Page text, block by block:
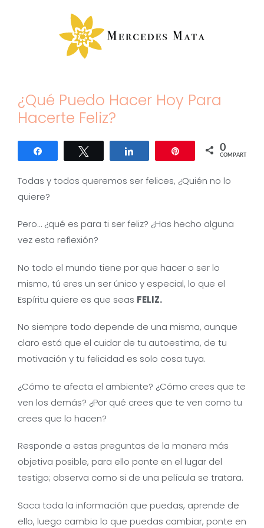
¿Qué Puedo Hacer Hoy Para
Hacerte Feliz?
Compartir Twittear Compartir 0
COMPARTIR
Todas y todos queremos ser felices, ¿Quién no lo
quiere?
Pero… ¿qué es para ti ser feliz? ¿Has hecho alguna
vez esta reflexión?
No todo el mundo tiene por que hacer o ser lo
mismo, tú eres un ser único y especial, lo que el
Espíritu quiere es que seas FELIZ.
No siempre todo depende de una misma, aunque
claro está que el cuidar de tu autoestima, de tu
motivación y tu felicidad es solo cosa tuya.
¿Cómo te afecta el ambiente? ¿Cómo crees que te
ven los demás? ¿Por qué crees que te ven como tu
crees que lo hacen?
Responde a estas preguntas de la manera más
objetiva posible, para ello ponte en el lugar del
testigo; observa como si de una película se tratara.
Saca toda la información que puedas, aprende de
ello, luego cambia lo que puedas cambiar, ponte en